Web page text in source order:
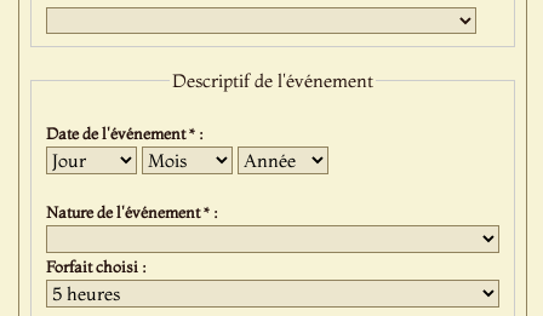
Descriptif de l'événement
Date de l'événement * :
Jour Mois Année
Nature de l'événement * :
Forfait choisi :